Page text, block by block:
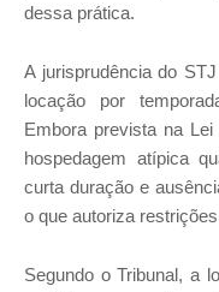
dessa prática.
A jurisprudência do
locação por
Embora prevista na
hospedagem atípica
curta duração e
o que autoriza
Segundo o Tribunal, a